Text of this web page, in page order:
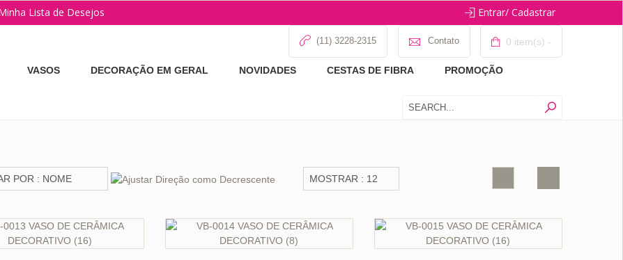
Lista de Desejos Entrar/ Cadastrar
(11) 3228-2315 Contato 0 item(s) -
VASOS DECORAÇÃO EM GERAL NOVIDADES CESTAS DE FIBRA PROMOÇÃO